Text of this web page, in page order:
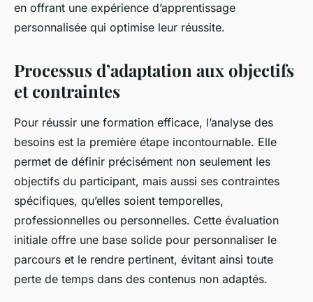
en offrant une expérience d’apprentissage
personnalisée qui optimise leur réussite.
Processus d’adaptation aux objectifs
et contraintes
Pour réussir une formation efficace, l’analyse des
besoins est la première étape incontournable. Elle
permet de définir précisément non seulement les
objectifs du participant, mais aussi ses contraintes
spécifiques, qu’elles soient temporelles,
professionnelles ou personnelles. Cette évaluation
initiale offre une base solide pour personnaliser le
parcours et le rendre pertinent, évitant ainsi toute
perte de temps dans des contenus non adaptés.